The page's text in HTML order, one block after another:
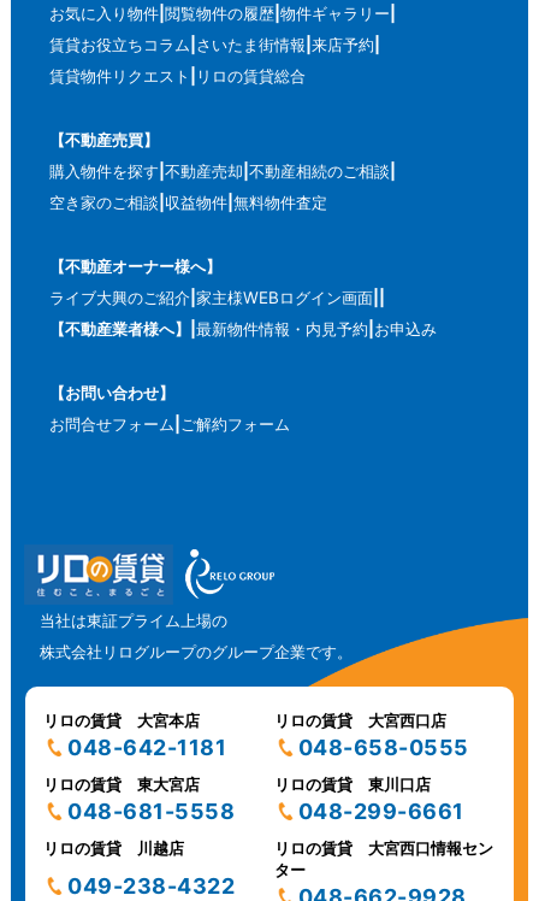
お気に入り物件 閲覧物件の履歴 物件ギャラリー
賃貸お役立ちコラム さいたま街情報 来店予約
賃貸物件リクエスト
リロの賃貸総合
【不動産売買】
購入物件を探す 不動産売却 不動産相続のご相談
空き家のご相談 収益物件 無料物件査定
【不動産オーナー様へ】
ライブ大興のご紹介 家主様WEBログイン画面
【不動産業者様へ】
最新物件情報・内見予約 お申込み
【お問い合わせ】
お問合せフォーム ご解約フォーム
当社は東証プライム上場の
株式会社リログループのグループ企業です。
リロの賃貸 大宮本店
048-642-1181
リロの賃貸 大宮西口店
048-658-0555
リロの賃貸 東大宮店
048-681-5558
リロの賃貸 東川口店
048-299-6661
リロの賃貸 川越店
049-238-4322
リロの賃貸 大宮西口情報セン
ター